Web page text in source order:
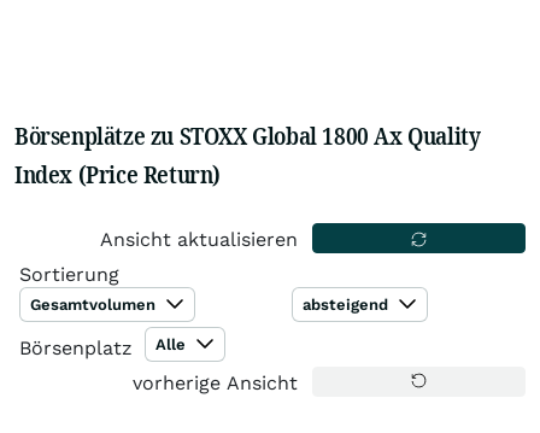
Börsenplätze zu STOXX Global 1800 Ax Quality
Index (Price Return)
Ansicht aktualisieren
Sortierung
Gesamtvolumen absteigend
Börsenplatz Alle
vorherige Ansicht